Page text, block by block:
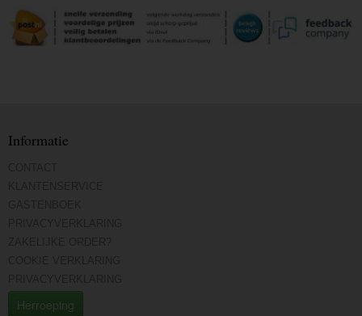
Informatie
Herroeping